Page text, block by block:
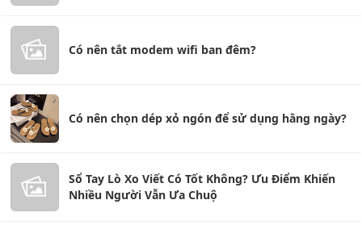
Có nên tắt modem wifi ban đêm?
Có nên chọn dép xỏ ngón để sử dụng hằng ngày?
Sổ Tay Lò Xo Viết Có Tốt Không? Ưu Điểm Khiến
Nhiều Người Vẫn Ưa Chuộ